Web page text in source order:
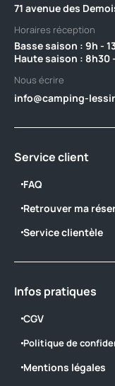
71 avenue des
Horaires réception
Basse saison : 9h - 13h
Haute saison : 8h30
Nous écrire
info@camping-
Service client
FAQ
Retrouver ma
Service clientèle
Infos pratiques
CGV
Politique de
Mentions légales